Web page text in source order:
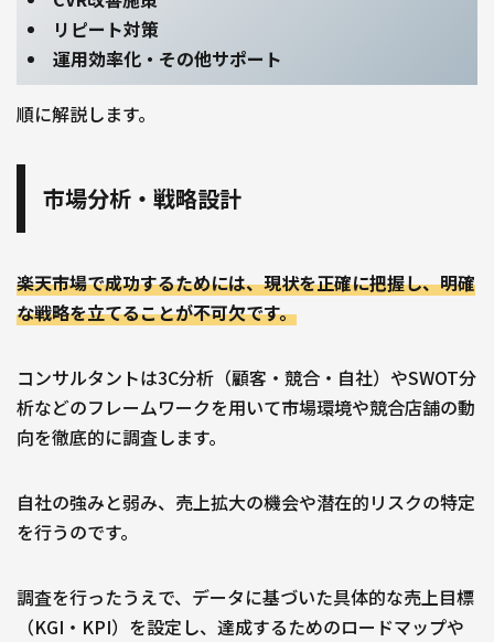
リピート対策
運用効率化・その他サポート
順に解説します。
市場分析・戦略設計
楽天市場で成功するためには、現状を正確に把握し、明確
な戦略を立てることが不可欠です。
コンサルタントは3C分析（顧客・競合・自社）やSWOT分
析などのフレームワークを用いて市場環境や競合店舗の動
向を徹底的に調査します。
自社の強みと弱み、売上拡大の機会や潜在的リスクの特定
を行うのです。
調査を行ったうえで、データに基づいた具体的な売上目標
（KGI・KPI）を設定し、達成するためのロードマップや